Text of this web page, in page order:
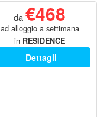
da€468
ad alloggio a settimana
in RESIDENCE
Dettagli